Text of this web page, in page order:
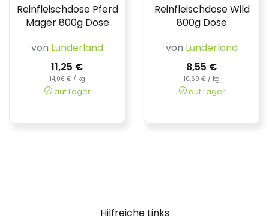
Reinfleischdose Pferd
Mager 800g Dose
von Lunderland
11,25 €
14,06 € / kg
auf Lager
Reinfleischdose Wild
800g Dose
von Lunderland
8,55 €
10,69 € / kg
auf Lager
Hilfreiche Links